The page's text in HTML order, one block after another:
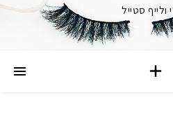
ולייף סטייל